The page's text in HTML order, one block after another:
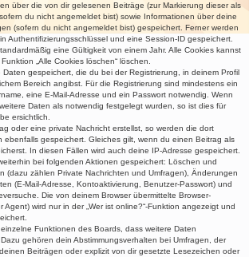
über die von dir gelesenen Beiträge (zur Markierung dieser als
du nicht angemeldet bist) sowie Informationen über deine
(sofern du nicht angemeldet bist) gespeichert. Ferner werden
Authentifizierungsschlüssel und eine Session-ID gespeichert.
eine Gültigkeit von einem Jahr. Alle Cookies kannst
„Alle Cookies löschen“ löschen.
Daten gespeichert, die du bei der Registrierung, in deinem Profil
Bereich angibst. Für die Registrierung sind mindestens ein
eine E-Mail-Adresse und ein Passwort notwendig. Wenn
Daten als notwendig festgelegt wurden, so ist dies für
ersichtlich.
oder eine private Nachricht erstellst, so werden die dort
ebenfalls gespeichert. Gleiches gilt, wenn du einen Beitrag als
In diesen Fällen wird auch deine IP-Adresse gespeichert.
bei folgenden Aktionen gespeichert: Löschen und
(dazu zählen Private Nachrichten und Umfragen), Änderungen
(E-Mail-Adresse, Kontoaktivierung, Benutzer-Passwort) und
Die von deinem Browser übermittelte Browser-
Agent) wird nur in der „Wer ist online?“-Funktion angezeigt und
Funktionen des Boards, dass weitere Daten
gehören dein Abstimmungsverhalten bei Umfragen, der
Beiträgen oder explizit von dir gesetzte Lesezeichen oder